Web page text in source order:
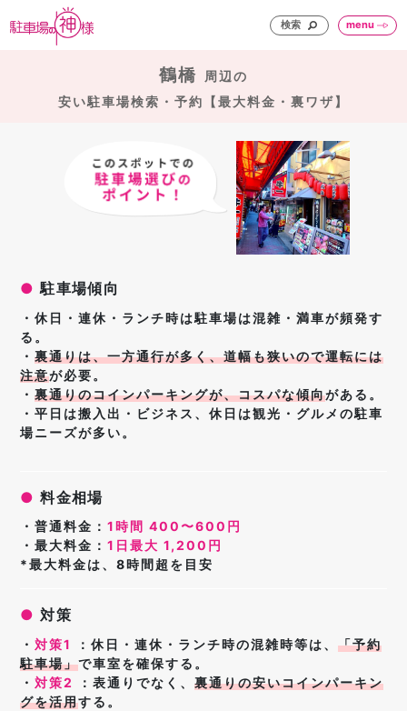
検索 menu
鶴橋
周辺の
安い駐車場検索・予約【最大料金・裏ワザ】
● 駐車場傾向
・休日・連休・ランチ時は駐車場は混雑・満車が頻発す
る。
・裏通りは、一方通行が多く、道幅も狭いので運転には
注意が必要。
・裏通りのコインパーキングが、コスパな傾向がある。
・平日は搬入出・ビジネス、休日は観光・グルメの駐車
場ニーズが多い。
● 料金相場
・普通料金：1時間 400〜600円
・最大料金：1日最大 1,200円
*最大料金は、8時間超を目安
● 対策
・対策1 ：休日・連休・ランチ時の混雑時等は、「予約
駐車場」で車室を確保する 。
・対策2 ：表通りでなく、裏通りの安いコインパーキン
グを活用する。